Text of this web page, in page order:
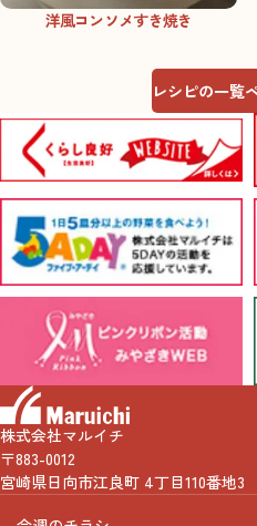
洋風コンソメすき焼き
レシピの一覧
株式会社マルイチ
〒883-0012
宮崎県日向市江良町 4丁目110番地3